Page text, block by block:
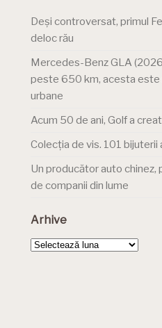
Deși controversat, primul
deloc rău
Mercedes-Benz GLA
peste 650 km, acesta este
urbane
Acum 50 de ani, Golf a
Colecția de vis. 101 bijuterii
Un producător auto chinez,
de companii din lume
Arhive
Arhive